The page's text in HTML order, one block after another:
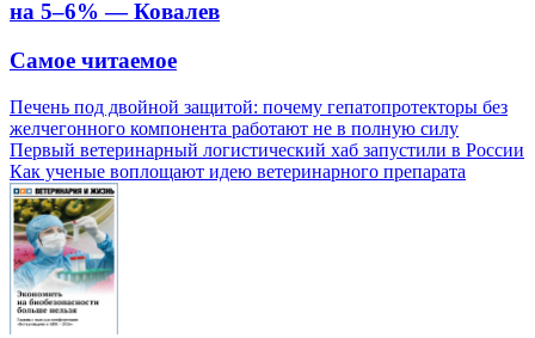
на 5–6% — Ковалев
Самое читаемое
Печень под двойной защитой: почему гепатопротекторы без
желчегонного компонента работают не в полную силу
Первый ветеринарный логистический хаб запустили в России
Как ученые воплощают идею ветеринарного препарата